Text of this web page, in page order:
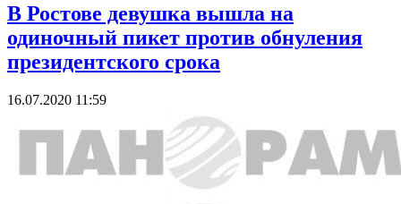
В Ростове девушка вышла на
одиночный пикет против обнуления
президентского срока
16.07.2020 11:59